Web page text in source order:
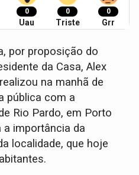
0
Uau
0
Triste
0
Grr
por proposição do
da Casa, Alex
na manhã de
pública com a
Rio Pardo, em Porto
a importância da
localidade, que hoje